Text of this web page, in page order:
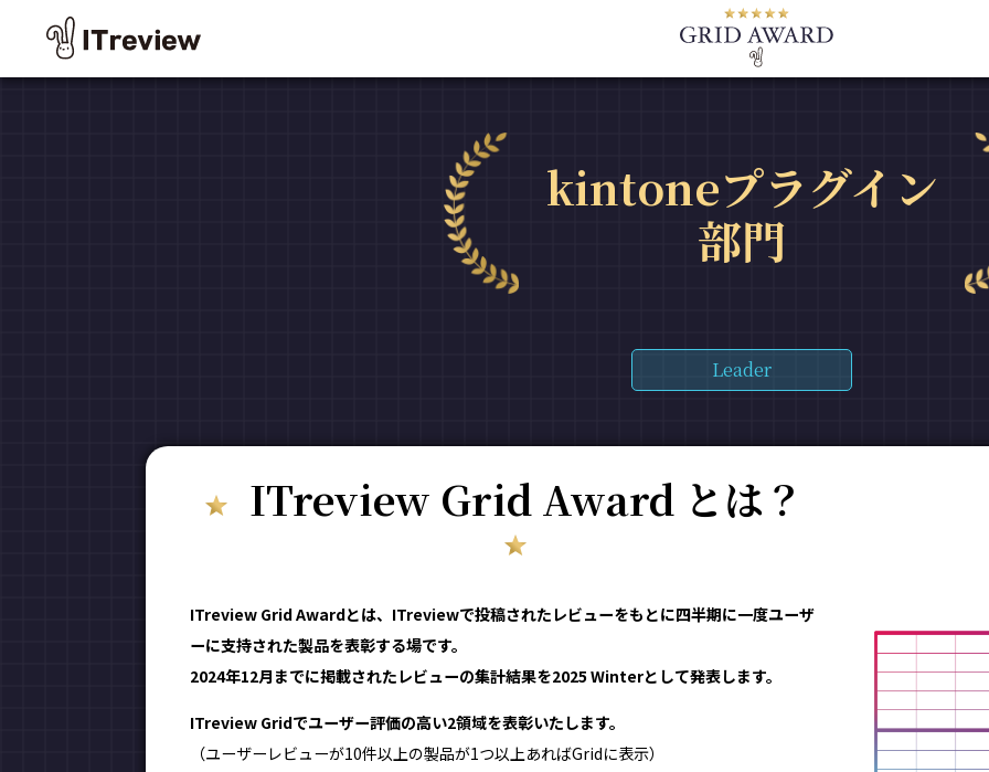
kintoneプラグイン
部門
Leader
ITreview Grid Award とは？
ITreview Grid Awardとは、ITreviewで投稿されたレビューをもとに四半期に一度ユーザ
ーに支持された製品を表彰する場です。
2024年12月までに掲載されたレビューの集計結果を2025 Winterとして発表します。
ITreview Gridでユーザー評価の高い2領域を表彰いたします。
（ユーザーレビューが10件以上の製品が1つ以上あればGridに表示）